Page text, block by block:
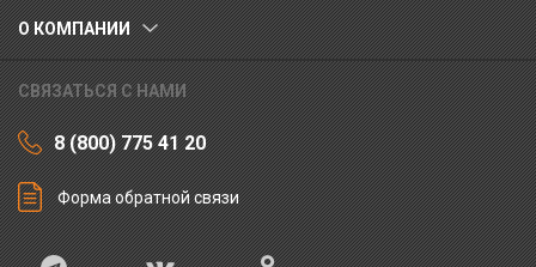
О КОМПАНИИ
СВЯЗАТЬСЯ С НАМИ
8 (800) 775 41 20
Форма обратной связи